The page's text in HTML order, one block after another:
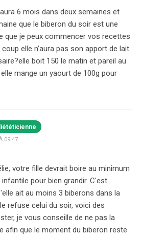
6 mois dans deux semaines et
que le biberon du soir est une
que je peux commencer vos recettes
elle n’aura pas son apport de lait
boit 150 le matin et pareil au
mange un yaourt de 100g pour
09:47
votre fille devrait boire au minimum
pour bien grandir. C'est
ait au moins 3 biberons dans la
refuse celui du soir, voici des
je vous conseille de ne pas la
afin que le moment du biberon reste